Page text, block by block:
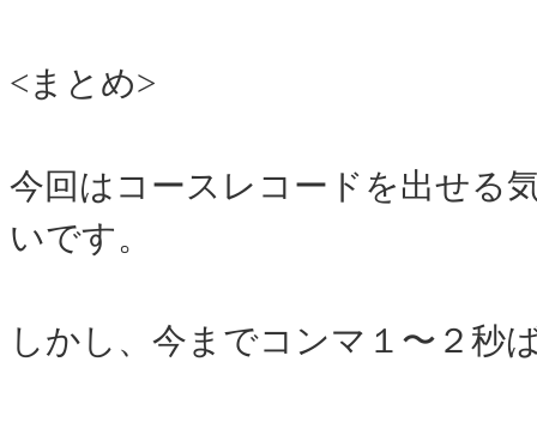
<まとめ>
今回はコースレコードを出せる
いです。
しかし、今までコンマ１〜２秒